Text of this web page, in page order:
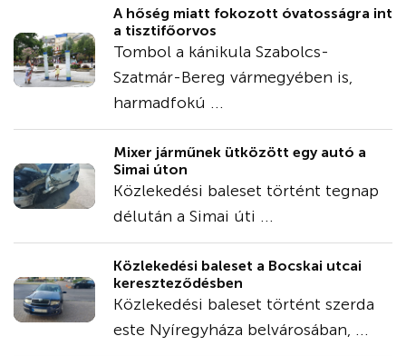
A hőség miatt fokozott óvatosságra int
a tisztifőorvos
Tombol a kánikula Szabolcs-
Szatmár-Bereg vármegyében is,
harmadfokú ...
Mixer járműnek ütközött egy autó a
Simai úton
Közlekedési baleset történt tegnap
délután a Simai úti ...
Közlekedési baleset a Bocskai utcai
kereszteződésben
Közlekedési baleset történt szerda
este Nyíregyháza belvárosában, ...